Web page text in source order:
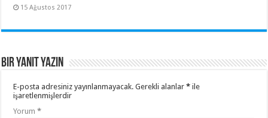
15 Ağustos 2017
Bir yanıt yazın
E-posta adresiniz yayınlanmayacak. Gerekli alanlar* ile
işaretlenmişlerdir
Yorum*